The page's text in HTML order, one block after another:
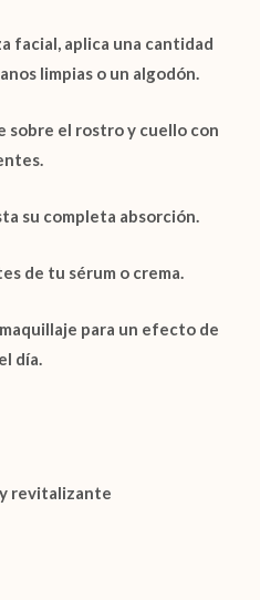
facial, aplica una cantidad
limpias o un algodón.
sobre el rostro y cuello con
su completa absorción.
de tu sérum o crema.
para un efecto de
día.
revitalizante